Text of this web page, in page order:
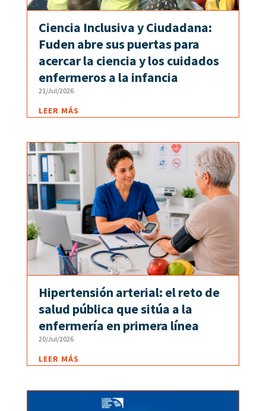
Ciencia Inclusiva y Ciudadana:
Fuden abre sus puertas para
acercar la ciencia y los cuidados
enfermeros a la infancia
21/Jul/2026
LEER MÁS
Hipertensión arterial: el reto de
salud pública que sitúa a la
enfermería en primera línea
20/Jul/2026
LEER MÁS